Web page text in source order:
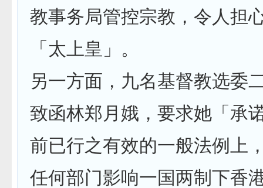
教事务局管控宗教，令人担
「太上皇」。
另一方面，九名基督教选委
致函林郑月娥，要求她「承
前已行之有效的一般法例上
任何部门影响一国两制下香